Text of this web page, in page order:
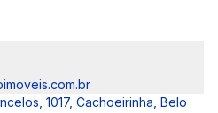
1017, Cachoeirinha, Belo